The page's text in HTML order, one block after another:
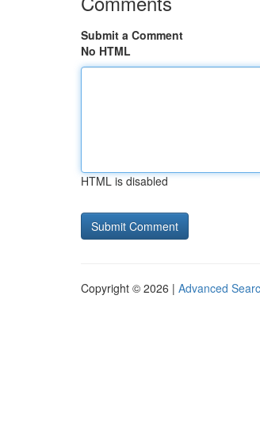
Submit a Comment
No HTML
HTML is disabled
Copyright © 2026 | Advanced